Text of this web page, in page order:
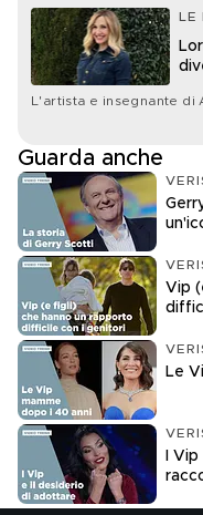
LE
L'artista e insegnante di
Guarda anche
Vip
Le
I